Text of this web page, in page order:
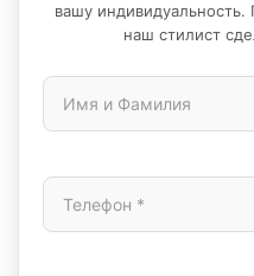
вашу индивидуальность.
наш стилист